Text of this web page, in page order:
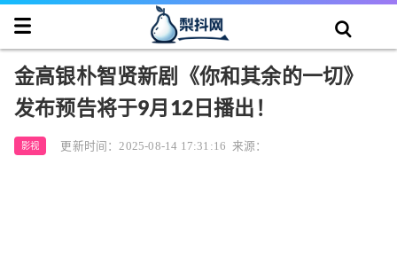
金高银朴智贤新剧《你和其余的一切》
发布预告将于9月12日播出！
影视 更新时间：2025-08-14 17:31:16 来源：